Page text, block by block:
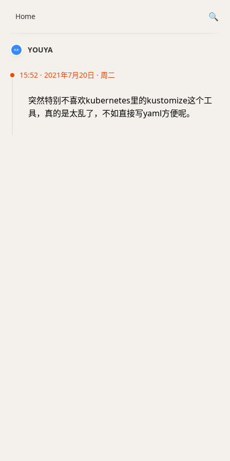
YOUYA
15:52 · 2021年7月20日 · 周二
突然特别不喜欢kubernetes里的kustomize这个工
具，真的是太乱了，不如直接写yaml方便呢。
Home